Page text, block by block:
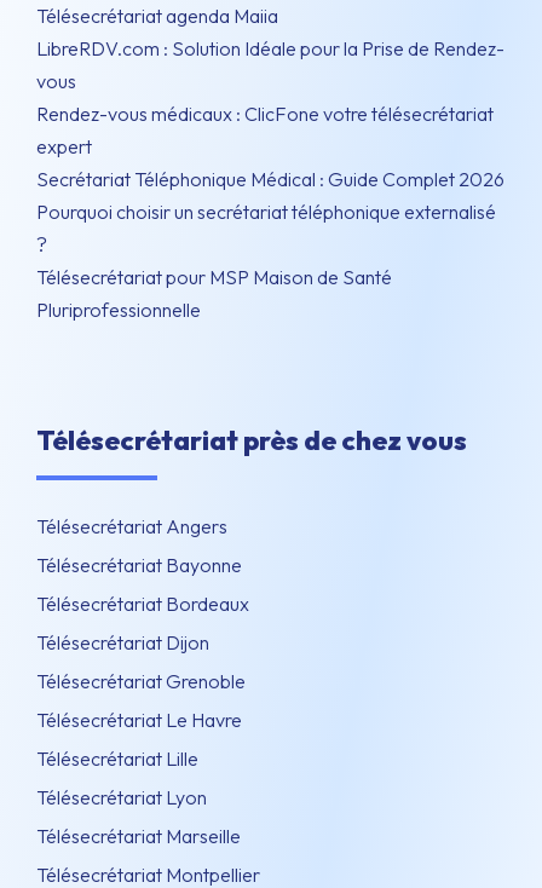
Télésecrétariat agenda Maiia
LibreRDV.com : Solution Idéale pour la Prise de Rendez-
vous
Rendez-vous médicaux : ClicFone votre télésecrétariat
expert
Secrétariat Téléphonique Médical : Guide Complet 2026
Pourquoi choisir un secrétariat téléphonique externalisé
?
Télésecrétariat pour MSP Maison de Santé
Pluriprofessionnelle
Télésecrétariat près de chez vous
Télésecrétariat Angers
Télésecrétariat Bayonne
Télésecrétariat Bordeaux
Télésecrétariat Dijon
Télésecrétariat Grenoble
Télésecrétariat Le Havre
Télésecrétariat Lille
Télésecrétariat Lyon
Télésecrétariat Marseille
Télésecrétariat Montpellier